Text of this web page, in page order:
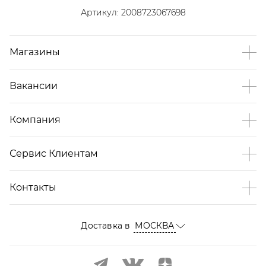
Артикул: 2008723067698
Магазины
Вакансии
Компания
Сервис Клиентам
Контакты
Доставка в МОСКВА